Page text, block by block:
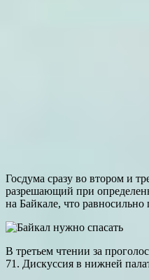
Госдума сразу во втором и
разрешающий при
на Байкале, что равносильно
В третьем чтении за
71. Дискуссия в нижней